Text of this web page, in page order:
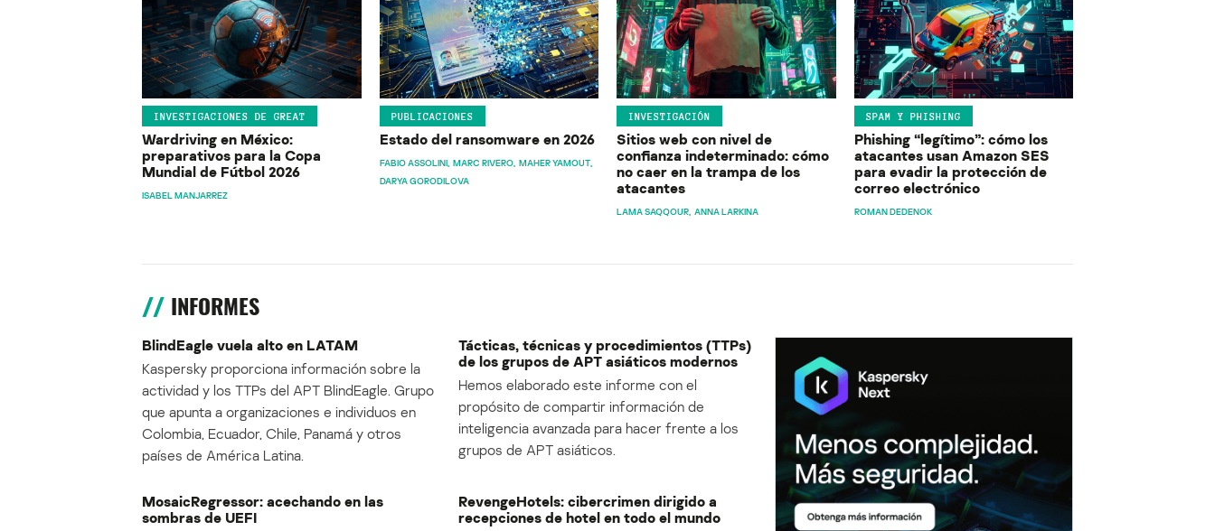
INVESTIGACIONES DE GREAT
Wardriving en México:
preparativos para la Copa
Mundial de Fútbol 2026
ISABEL MANJARREZ
PUBLICACIONES
Estado del ransomware en 2026
FABIO ASSOLINI MARC RIVERO MAHER YAMOUT
DARYA GORODILOVA
INVESTIGACIÓN
Sitios web con nivel de
confianza indeterminado: cómo
no caer en la trampa de los
atacantes
LAMA SAQQOUR ANNA LARKINA
SPAM Y PHISHING
Phishing “legítimo”: cómo los
atacantes usan Amazon SES
para evadir la protección de
correo electrónico
ROMAN DEDENOK
INFORMES
BlindEagle vuela alto en LATAM
Kaspersky proporciona información sobre la
actividad y los TTPs del APT BlindEagle. Grupo
que apunta a organizaciones e individuos en
Colombia, Ecuador, Chile, Panamá y otros
países de América Latina.
Tácticas, técnicas y procedimientos (TTPs)
de los grupos de APT asiáticos modernos
Hemos elaborado este informe con el
propósito de compartir información de
inteligencia avanzada para hacer frente a los
grupos de APT asiáticos.
MosaicRegressor: acechando en las
sombras de UEFI
RevengeHotels: cibercrimen dirigido a
recepciones de hotel en todo el mundo